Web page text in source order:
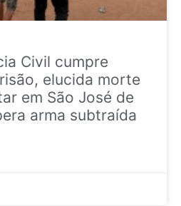
Civil cumpre
elucida morte
em São José de
arma subtraída